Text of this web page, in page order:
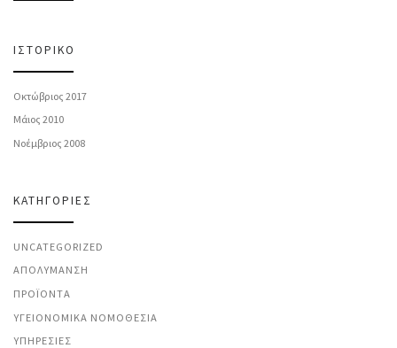
ΙΣΤΟΡΙΚΌ
Οκτώβριος 2017
Μάιος 2010
Νοέμβριος 2008
KΑΤΗΓΟΡΊΕΣ
UNCATEGORIZED
ΑΠΟΛΎΜΑΝΣΗ
ΠΡΟΪΌΝΤΑ
ΥΓΕΙΟΝΟΜΙΚΆ ΝΟΜΟΘΕΣΊΑ
ΥΠΗΡΕΣΊΕΣ